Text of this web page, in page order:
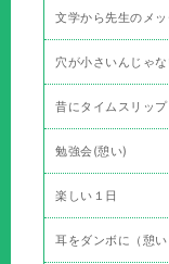
文学から先生のメ
穴が小さいんじゃな
昔にタイムスリップ
勉強会(憩い)
楽しい１日
耳をダンボに（憩い